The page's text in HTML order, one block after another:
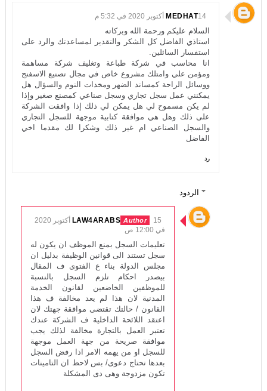
MEDHAT14 أكتوبر 2020 في 5:32 م
السلام عليكم ورحمة الله وبركاته
استاذي الفاضل كل الشكر والتقدير لمساعدتك والرد على
استفسار السائلين.
انا محاسب في شركة طباعة وتغليف شركة مساهمة
ومؤمن علي وامتلك مشروع خاص في مجال تصنيع الاسفنج
ووسائل الراحة كمساند الضهر ومخدات النوم والسؤال هل
يمكنني عمل سجل تجاري وسجل صناعي كمصنع صغير وإذا
لم يكن مسموح لي هل يمكن لي ذلك إذا وافقت الشركة
على ذلك وهل هي موافقة كتابية موجهة للسجل التجاري
والسجل الصناعي ام غير ذلك وشكرا لك مقدما اخي
الفاضل
رد
الردود
LAW4ARABS
15 أكتوبر 2020
في 12:00 ص
تعليمات السجل بمنع الموظف ان يكون له
سجل تستند الى قوانين الوظيفة بدليل ان
مجلس الدولة بناء ع الفتوى ف المقال
بيصدر احكام تلزم السجل بالنسبة
للموظفين الخاضعين لقانون الخدمة
المدنية لان هذا لم يعد مخالفة ف هذا
القانون / حالتك تقتضى موافقة جهتك لان
اعتقد اللائحة الداخلية ف الشركة عندك
تعتبر العمل بالتجارة مخالفة لذلك يجب
موافقة صريحة من جهة العمل موجهة
للسجل او من يهمه الامر اذا رفض السجل
بعدها تحتاج دعوى/ بس لاحظ ان التامينات
تكون مزدوجة وهى دى المشكلة